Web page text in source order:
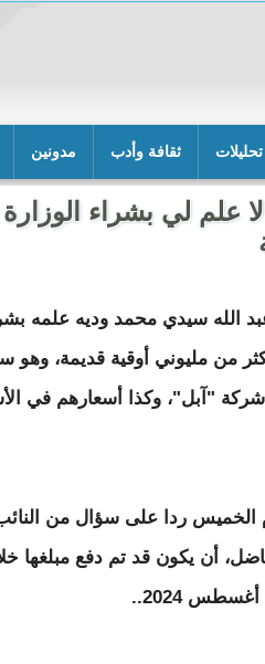
تحليلات ثقافة وأدب مدونين
علم لي بشراء الوزارة
الله سيدي محمد وديه علمه
15" بأكثر من مليوني أوقية
"آبل"، وكذا أسعارهم في
الخميس ردا على سؤال من
أن يكون قد تم دفع مبلغها